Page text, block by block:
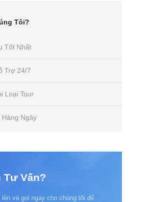
Tôi?
Tốt Nhất
Trợ 24/7
Loại Tour
Hàng Ngày
Tư Vấn?
lên và gọi ngay cho chúng tôi để